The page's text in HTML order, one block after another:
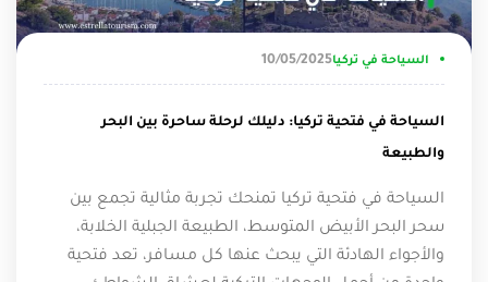
السياحة في تركيا10/05/2025
السياحة في فتحية تركيا: دليلك لرحلة ساحرة بين البحر
والطبيعة
السياحة في فتحية تركيا تمنحك تجربة مثالية تجمع بين
سحر البحر الأبيض المتوسط، الطبيعة الجبلية الخلابة،
والأجواء الهادئة التي يبحث عنها كل مسافر، تعد فتحية